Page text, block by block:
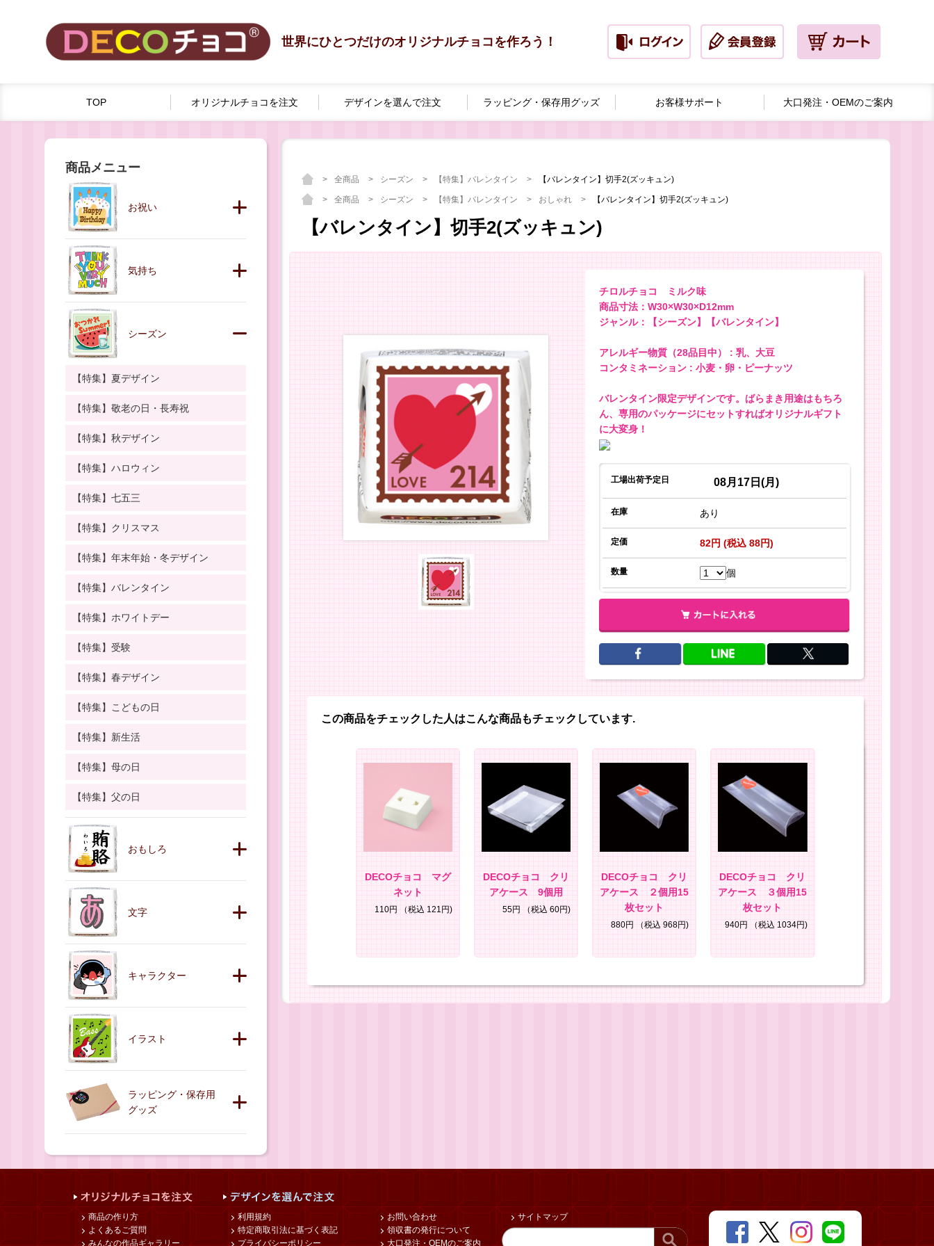
世界にひとつだけのオリジナルチョコを作ろう！
TOP オリジナルチョコを注文 デザインを選んで注文 ラッピング・ 保存用グッズ お客様サポート 大口発注・ OEMのご案内
全商品 シーズン 【特集】バレンタイン 【バレンタイン】切手2(ズッキュン)
全商品 シーズン 【特集】バレンタイン おしゃれ 【バレンタイン】切手2(ズッキュン)
【バレンタイン】切手2(ズッキュン)
チロルチョコ ミルク味
商品寸法：W30×W30×D12mm
ジャンル：【シーズン】【バレンタイン】
アレルギー物質（28品目中） : 乳、大豆
コンタミネーション : 小麦・卵・ピーナッツ
バレンタイン限定デザインです。ばらまき用途はもちろ
ん、専用のパッケージにセットすればオリジナルギフト
に大変身！
工場出荷予定日 08月17日(月)
在庫 あり
定価 82円 (税込 88円)
数量 個
この商品をチェックした人はこんな商品もチェックしています.
DECOチョコ マグ
ネット
110円 （税込 121円)
DECOチョコ クリ
アケース 9個用
55円 （税込 60円)
DECOチョコ クリ
アケース ２個用15
枚セット
880円 （税込 968円)
DECOチョコ クリ
アケース ３個用15
枚セット
940円 （税込 1034円)
商品メニュー
お祝い
気持ち
シーズン
【特集】夏デザイン
【特集】敬老の日・長寿祝
【特集】秋デザイン
【特集】ハロウィン
【特集】七五三
【特集】クリスマス
【特集】年末年始・冬デザイン
【特集】バレンタイン
【特集】ホワイトデー
【特集】受験
【特集】春デザイン
【特集】こどもの日
【特集】新生活
【特集】母の日
【特集】父の日
おもしろ
文字
キャラクター
イラスト
ラッピング・保存用
グッズ
商品の作り方
よくあるご質問
みんなの作品ギャラリー
利用規約
特定商取引法に基づく表記
プライバシーポリシー
お問い合わせ
領収書の発行について
大口発注・OEMのご案内
サイトマップ